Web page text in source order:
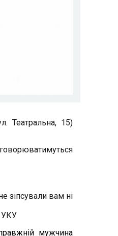
Театральна, 15)
зіпсували вам ні
УКУ
мужчина